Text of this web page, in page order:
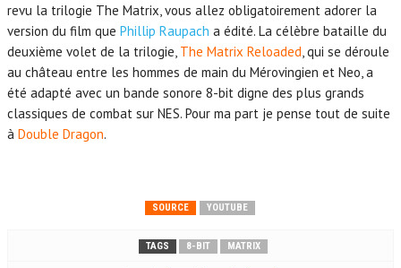
revu la trilogie The Matrix, vous allez obligatoirement adorer la
version du film que Phillip Raupach a édité. La célèbre bataille du
deuxième volet de la trilogie, The Matrix Reloaded , qui se déroule
au château entre les hommes de main du Mérovingien et Neo, a
été adapté avec un bande sonore 8-bit digne des plus grands
classiques de combat sur NES. Pour ma part je pense tout de suite
à Double Dragon.
SOURCE YOUTUBE
TAGS 8-BIT MATRIX